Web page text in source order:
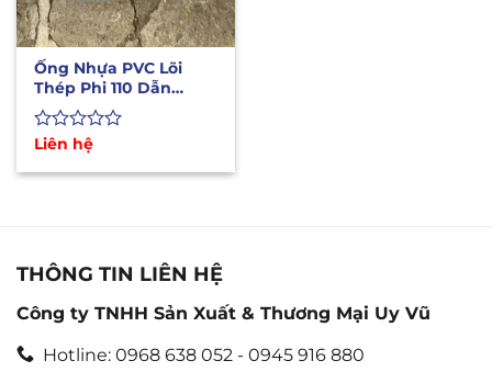
Ống Nhựa PVC Lõi
Thép Phi 110 Dẫn
Nước, Xăng Dầu, Hóa
Chất
Được
hạng
Liên hệ
THÔNG TIN LIÊN HỆ
Công ty TNHH Sản Xuất & Thương Mại Uy Vũ
Hotline: 0968 638 052 - 0945 916 880